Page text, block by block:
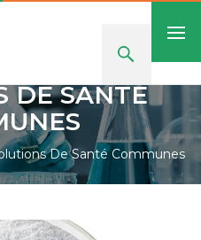
DE SANTÉ
De Santé Communes